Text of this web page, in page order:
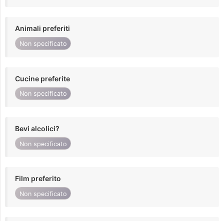
Animali preferiti
Non specificato
Cucine preferite
Non specificato
Bevi alcolici?
Non specificato
Film preferito
Non specificato